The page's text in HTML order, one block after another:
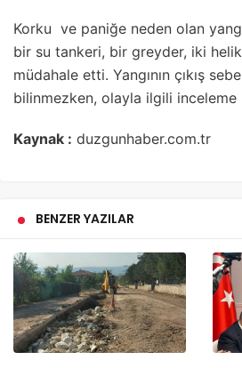
Korku ve paniğe neden olan
bir su tankeri, bir greyder, iki
müdahale etti. Yangının çıkış
bilinmezken, olayla ilgili inceleme
Kaynak : duzgunhaber.com.tr
BENZER YAZILAR